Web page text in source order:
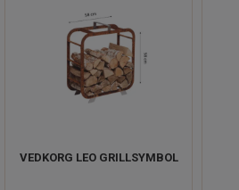
VEDKORG LEO GRILLSYMBOL